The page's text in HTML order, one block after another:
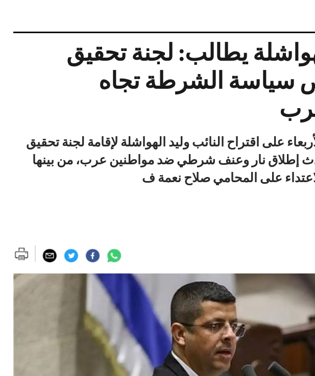
يطالب: لجنة تحقيق
سياسة الشرطة تجاه
على اقتراح النائب وليد الهواشلة لإقامة لجنة تحقيق
إطلاق نار وعنف شرطي ضد مواطنين عرب، من بينها
على المحامي صلاح نعمة ف